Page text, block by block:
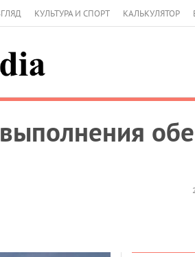
КУЛЬТУРА И СПОРТ КАЛЬКУЛЯТОР